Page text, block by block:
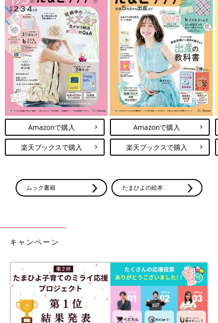
Amazonで購入
楽天ブックスで購入
Amazonで購入
楽天ブックスで購入
ムック書籍 たまひよの絵本
キャンペーン